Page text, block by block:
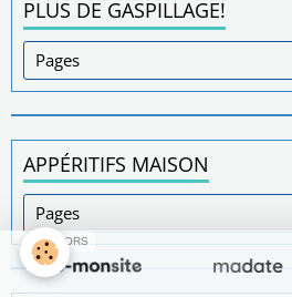
PLUS DE GASPILLAGE!
APPÉRITIFS MAISON
SPONSORS